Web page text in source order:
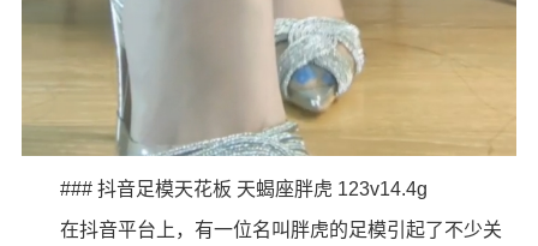
### 抖音足模天花板 天蝎座胖虎 123v14.4g
在抖音平台上，有一位名叫胖虎的足模引起了不少关